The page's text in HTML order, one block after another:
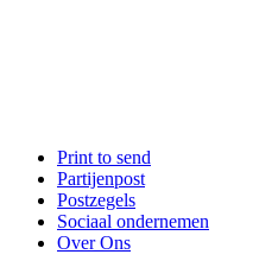
Print to send
Partijenpost
Postzegels
Sociaal ondernemen
Over Ons